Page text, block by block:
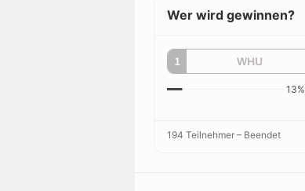
Wer wird gewinnen?
1 WHU
13%
194 Teilnehmer – Beendet